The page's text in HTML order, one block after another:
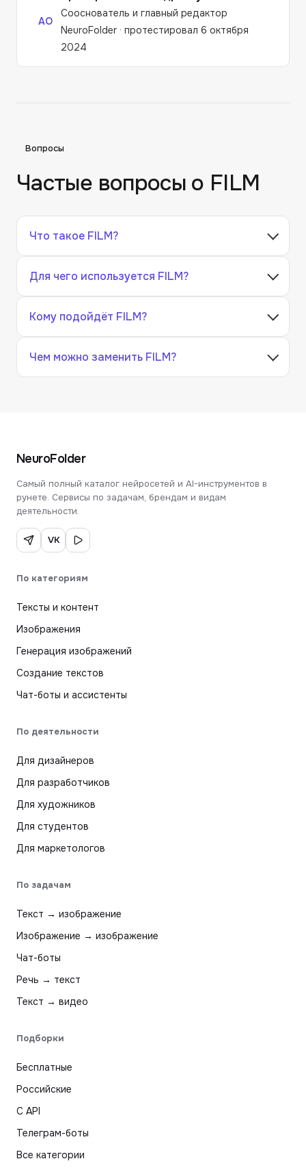
АО
Сооснователь и главный редактор
NeuroFolder · протестировал 6 октября
2024
Вопросы
Частые вопросы о FILM
Что такое FILM?
Для чего используется FILM?
Кому подойдёт FILM?
Чем можно заменить FILM?
NeuroFolder
Самый полный каталог нейросетей и AI-инструментов в
рунете. Сервисы по задачам, брендам и видам
деятельности.
VK
По категориям
Тексты и контент
Изображения
Генерация изображений
Создание текстов
Чат-боты и ассистенты
По деятельности
Для дизайнеров
Для разработчиков
Для художников
Для студентов
Для маркетологов
По задачам
Текст → изображение
Изображение → изображение
Чат-боты
Речь → текст
Текст → видео
Подборки
Бесплатные
Российские
С API
Телеграм-боты
Все категории